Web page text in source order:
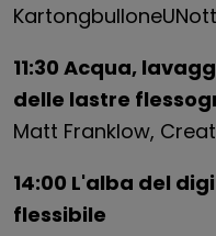
KartongbulloneUN
11:30 Acqua,
delle lastre
Matt Franklow,
14:00 L'alba del
flessibile